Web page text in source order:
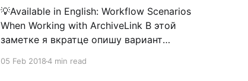
💡Available in English: Workflow Scenarios
When Working with ArchiveLink В этой
заметке я вкратце опишу вариант
05 Feb 20184 min read